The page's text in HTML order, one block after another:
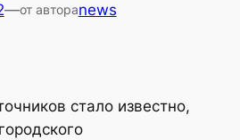
—от автораnews
стало известно,